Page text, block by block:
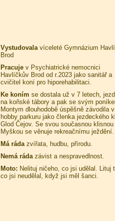
Vystudovalavíceleté Gymnázium
Brod
Pracujev Psychiatrické nemocnici
Havlíčkův Brod od r.2023 jako sanitář a
cvičitel koní pro hiporehabilitaci.
Ke koním se dostala už v 7 letech,
na koňské tábory a pak se svým
Montym dlouhodobě úspěšně závodila v
hobby parkuru jako členka jezdeckého
Glod Čejov. Se svou současnou klisnou
Myškou se věnuje rekreačnímu ježdění.
Má rádazvířata, hudbu, přírodu.
Nemá rádazávist a nespravedlnost.
Moto: Nelituj ničeho, co jsi udělal. Lituj
co jsi neudělal, když jsi měl šanci.